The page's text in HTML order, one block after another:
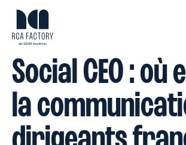
Social CEO : où
la